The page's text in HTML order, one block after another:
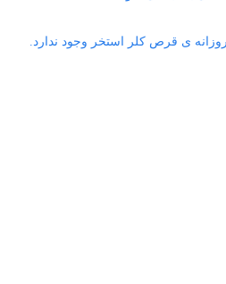
روزانه ی قرص کلر استخر وجود ندارد.